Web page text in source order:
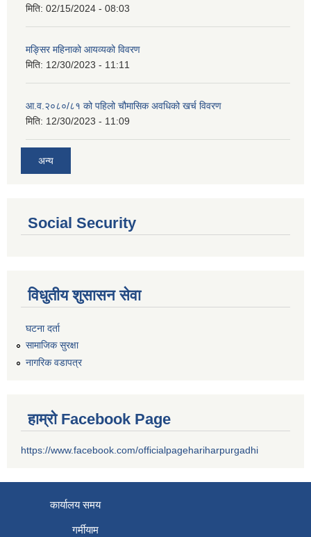
मिति: 02/15/2024 - 08:03
मङ्सिर महिनाको आयव्यको विवरण
मिति: 12/30/2023 - 11:11
आ.व.२०८०/८१ को पहिलो चौमासिक अवधिको खर्च विवरण
मिति: 12/30/2023 - 11:09
अन्य
Social Security
विधुतीय शुसासन सेवा
घटना दर्ता
सामाजिक सुरक्षा
नागरिक वडापत्र
हाम्रो Facebook Page
https://www.facebook.com/officialpagehariharpurgadhi
कार्यालय समय
गर्मीयाम